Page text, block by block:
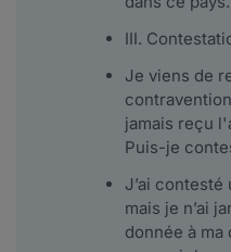
III.
Je viens de
jamais reçu
Puis-je
J’ai
mais je n’ai
donnée à ma